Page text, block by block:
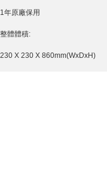
1年原廠保用
整體體積:
230 X 230 X 860mm(WxDxH)